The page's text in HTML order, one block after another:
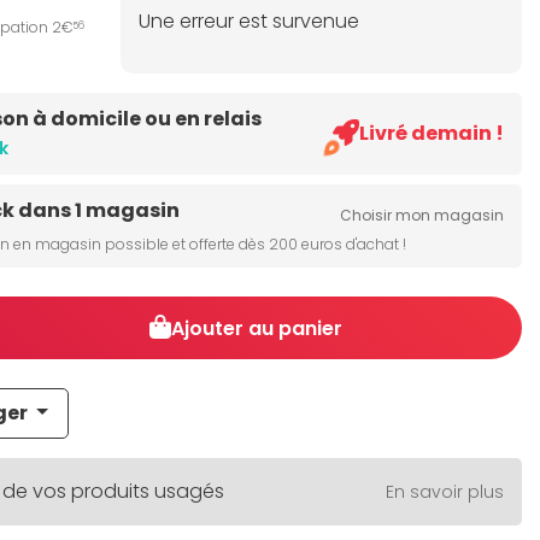
2€56
Une erreur est survenue
à domicile ou en relais
Livré demain !
dans 1 magasin
Choisir mon magasin
en magasin possible et offerte dès 200 euros d'achat !
Ajouter au panier
de vos produits usagés En savoir plus